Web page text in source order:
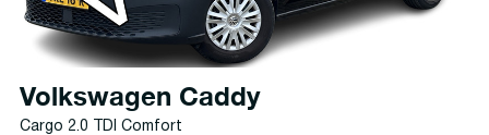
Volkswagen Caddy
Cargo 2.0 TDI Comfort